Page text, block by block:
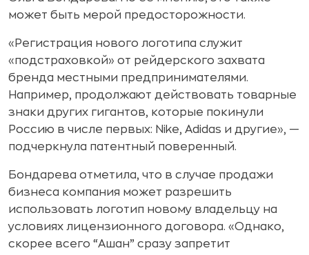
может быть мерой предосторожности.
«Регистрация нового логотипа служит
«подстраховкой» от рейдерского захвата
бренда местными предпринимателями.
Например, продолжают действовать товарные
знаки других гигантов, которые покинули
Россию в числе первых: Nike, Adidas и другие», —
подчеркнула патентный поверенный.
Бондарева отметила, что в случае продажи
бизнеса компания может разрешить
использовать логотип новому владельцу на
условиях лицензионного договора. «Однако,
скорее всего “Ашан” сразу запретит